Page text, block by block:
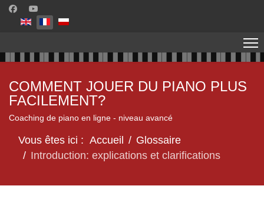
Sélectionnez votre langue
COMMENT JOUER DU PIANO PLUS
FACILEMENT?
Coaching de piano en ligne - niveau avancé
Vous êtes ici : Accueil
Glossaire
Introduction: explications et clarifications